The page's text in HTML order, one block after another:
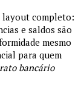
layout completo:
e saldos são
mesmo
para quem
bancário